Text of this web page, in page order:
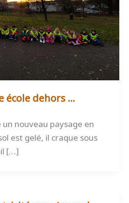
école dehors …
un nouveau paysage en
est gelé, il craque sous
[…]